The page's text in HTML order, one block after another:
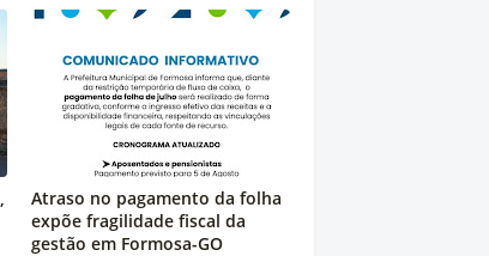
Atraso no pagamento da folha
expõe fragilidade fiscal da
gestão em Formosa-GO